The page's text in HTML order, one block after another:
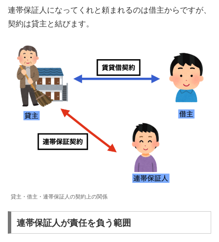
連帯保証人になってくれと頼まれるのは借主からですが、
契約は貸主と結びます。
貸主・借主・連帯保証人の契約上の関係
連帯保証人が責任を負う範囲